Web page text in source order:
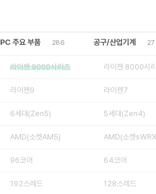
PC 주요 부품 286 공구/산업기계 27
라이젠 9000시리즈 라이젠 8000시
라이젠9 라이젠7
6세대(Zen5) 5세대(Zen4)
AMD(소켓AM5) AMD(소켓
96코어 64코어
192스레드 128스레드